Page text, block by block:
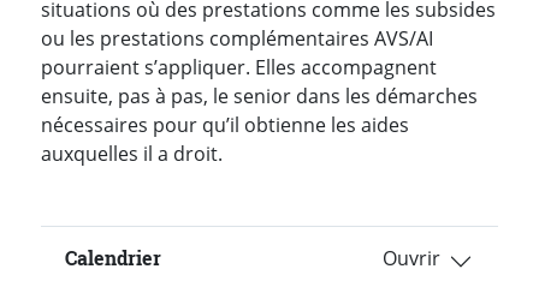
situations où des prestations comme les subsides
ou les prestations complémentaires AVS/AI
pourraient s’appliquer. Elles accompagnent
ensuite, pas à pas, le senior dans les démarches
nécessaires pour qu’il obtienne les aides
auxquelles il a droit.
Calendrier